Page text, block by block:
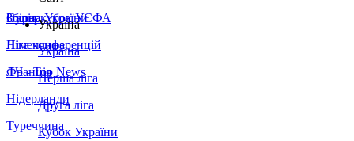
Збірна України
Італія
Німеччина
Франція
Нідерланди
Туреччина
Суперкубок УЄФА
Ліга конференцій
ЛЧ - Top News
Україна
Україна
Перша ліга
Друга ліга
Кубок України